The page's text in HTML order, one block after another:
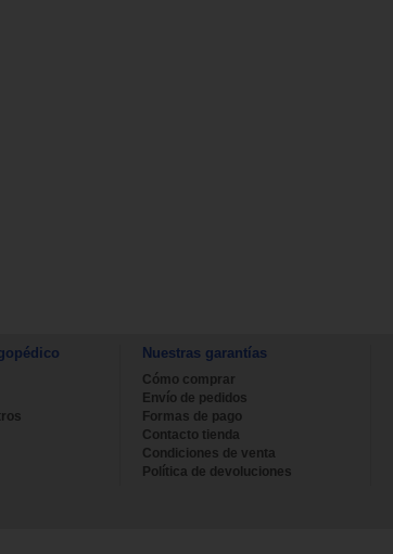
Nuestras garantías
Cómo comprar
Envío de pedidos
Formas de pago
Contacto tienda
Condiciones de venta
Política de devoluciones